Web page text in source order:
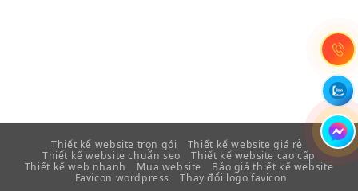
Thiết kế website trọn gói
Thiết kế website giá rẻ
Thiết kế website chuẩn seo
Thiết kế website cao cấp
Thiết kế web nhanh
Mua website
Báo giá thiết kế website
Favicon wordpress
Thay đổi logo favicon